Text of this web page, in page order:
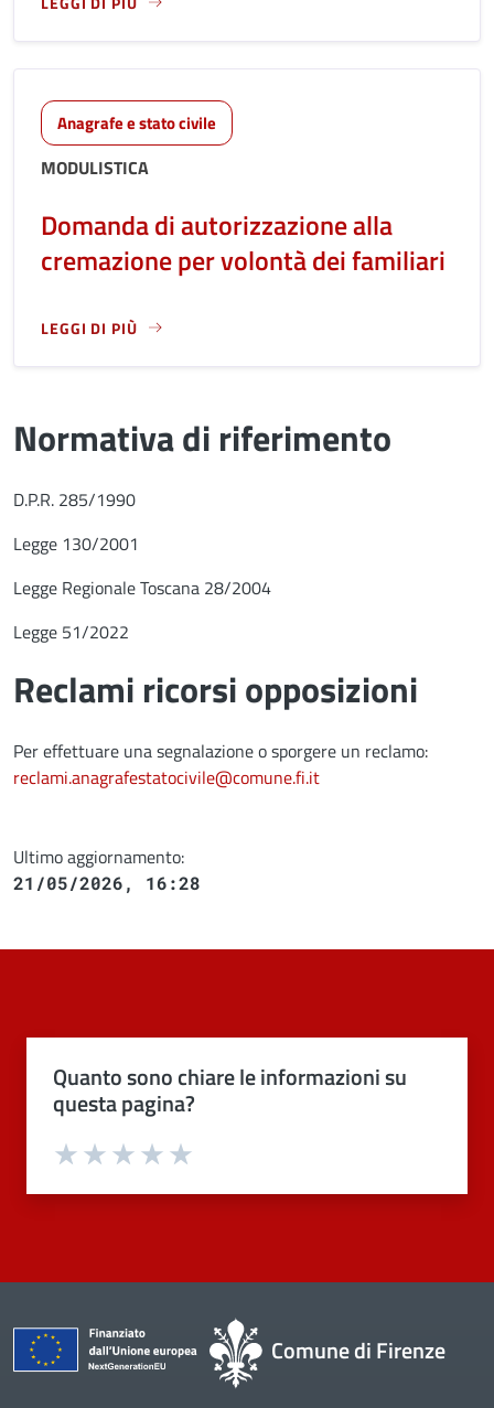
LEGGI ANCORA RIGUARDO A: DOMANDA DI
Anagrafe e stato civile
MODULISTICA
Domanda di autorizzazione alla
cremazione per volontà dei familiari
LEGGI DI PIÙ
LEGGI ANCORA RIGUARDO A: DOMANDA DI
Normativa di riferimento
D.P.R. 285/1990
Legge 130/2001
Legge Regionale Toscana 28/2004
Legge 51/2022
Reclami ricorsi opposizioni
Per effettuare una segnalazione o sporgere un reclamo:
reclami.anagrafestatocivile@comune.fi.it
Ultimo aggiornamento:
21/05/2026, 16:28
Quanto sono chiare le informazioni su
questa pagina?
Valuta 4 stelle su 5
Valuta 3 stelle su 5
Valuta 2 stelle su 5
Valuta 1 stelle su 5
Comune di Firenze